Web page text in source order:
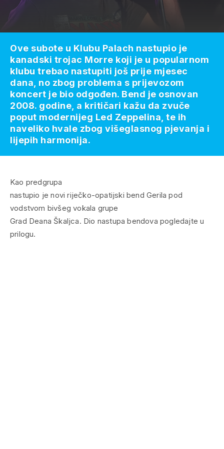
Kao predgrupa
nastupio je novi riječko-opatijski bend Gerila pod
vodstvom bivšeg vokala grupe
Grad Deana Škaljca. Dio nastupa bendova pogledajte u
prilogu.
Ove subote u Klubu Palach nastupio je
kanadski trojac Morre koji je u popularnom
klubu trebao nastupiti još prije mjesec
dana, no zbog problema s prijevozom
koncert je bio odgođen. Bend je osnovan
2008. godine, a kritičari kažu da zvuče
poput modernijeg Led Zeppelina, te ih
naveliko hvale zbog višeglasnog pjevanja i
lijepih harmonija.